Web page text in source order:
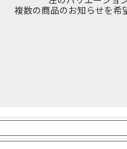
複数の商品のお知らせを希